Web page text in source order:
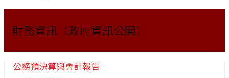
財務資訊（政府資訊公開）
公務預決算與會計報告